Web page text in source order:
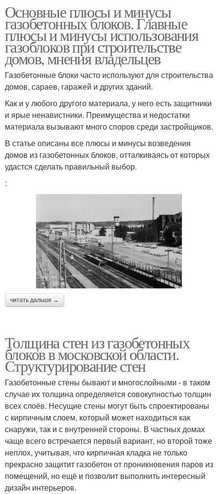
Основные плюсы и минусы
газобетонных блоков. Главные
плюсы и минусы использования
газоблоков при строительстве
домов, мнения владельцев
Газобетонные блоки часто используют для строительства
домов, сараев, гаражей и других зданий.
Как и у любого другого материала, у него есть защитники
и ярые ненавистники. Преимущества и недостатки
материала вызывают много споров среди застройщиков.
В статье описаны все плюсы и минусы возведения
домов из газобетонных блоков, отталкиваясь от которых
удастся сделать правильный выбор.
:
читать дальше →
Толщина стен из газобетонных
блоков в московской области.
Структурирование стен
Газобетонные стены бывают и многослойными - в таком
случае их толщина определяется совокупностью толщин
всех слоёв. Несущие стены могут быть спроектированы
с кирпичным слоем, который может находиться как
снаружи, так и с внутренней стороны. В частных домах
чаще всего встречается первый вариант, но второй тоже
неплох, учитывая, что кирпичная кладка не только
прекрасно защитит газобетон от проникновения паров из
помещений, но ещё и позволит выполнить интересный
дизайн интерьеров.